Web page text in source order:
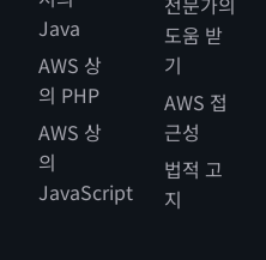
Java
AWS 상
의 PHP
AWS 상
의
JavaScript
도움 받
기
AWS 접
근성
법적 고
지